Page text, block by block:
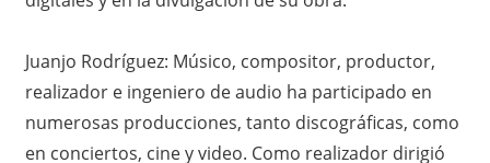
i
c
Juanjo Rodríguez: Músico, compositor, productor,
realizador e ingeniero de audio ha participado en
numerosas producciones, tanto discográficas, como
en conciertos, cine y video. Como realizador dirigió